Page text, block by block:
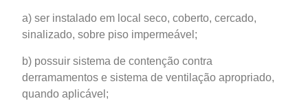
a) ser instalado em local seco, coberto, cercado,
sinalizado, sobre piso impermeável;
b) possuir sistema de contenção contra
derramamentos e sistema de ventilação apropriado,
quando aplicável;